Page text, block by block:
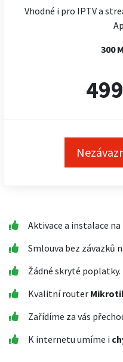
Vhodné i pro IPTV a
300
499
Aktivace a instalace
Smlouva bez závazků
Žádné skryté poplatky.
Kvalitní router
Zařídíme za vás
K internetu umíme i